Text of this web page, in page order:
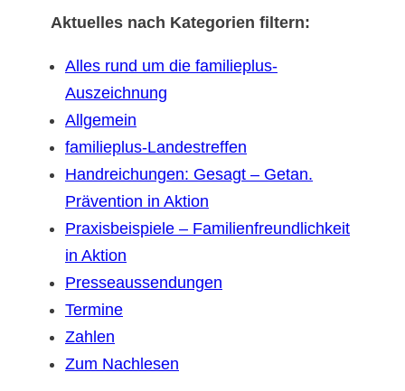
Aktuelles nach Kategorien filtern:
Alles rund um die familieplus-
Auszeichnung
Allgemein
familieplus-Landestreffen
Handreichungen: Gesagt – Getan.
Prävention in Aktion
Praxisbeispiele – Familienfreundlichkeit
in Aktion
Presseaussendungen
Termine
Zahlen
Zum Nachlesen